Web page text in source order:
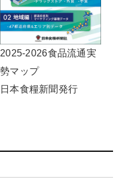
2025-2026食品流通実
勢マップ
日本食糧新聞発行